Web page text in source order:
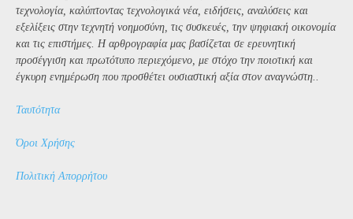
τεχνολογία, καλύπτοντας τεχνολογικά νέα, ειδήσεις, αναλύσεις και
εξελίξεις στην τεχνητή νοημοσύνη, τις συσκευές, την ψηφιακή οικονομία
και τις επιστήμες. Η αρθρογραφία μας βασίζεται σε ερευνητική
προσέγγιση και πρωτότυπο περιεχόμενο, με στόχο την ποιοτική και
έγκυρη ενημέρωση που προσθέτει ουσιαστική αξία στον αναγνώστη..
Ταυτότητα
Όροι Χρήσης
Πολιτική Απορρήτου